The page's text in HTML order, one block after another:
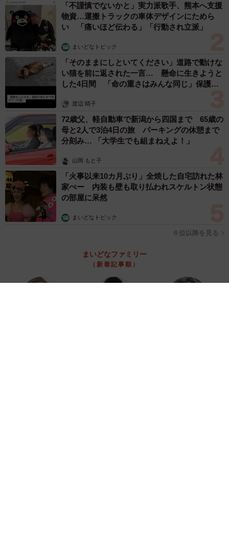
「不謹慎でないかと」実力派歌手、熊本へ支援
物資…運搬トラックの車体デザインにためら
い 「痛いほど伝わる」「行動され立派」
まいどなトピック
「そのままにしといてください」道路で動けな
い猫を前に返された一言… 懸命に生きようと
した4日間 「命の重さはみんな同じ」保護団
渡辺 晴子
72歳父、軽自動車で新潟から四国まで 65歳の
母と2人で3泊4日の旅 パーキングの休憩まで
分刻み… 「大学生でも組まねえよ！」
山岡 もと子
「火事以来10カ月ぶり」全焼した自宅訪れた林
家ぺー 内装も壁も取り払われスケルトン状態
の部屋に呆然
まいどなトピック
６位以降を見る
まいどなファミリー
（新着記事順）